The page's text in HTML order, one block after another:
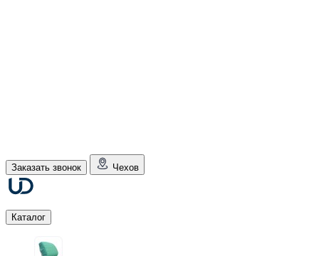
Заказать звонок Чехов
Каталог